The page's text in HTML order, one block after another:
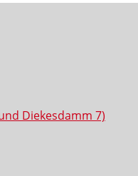
Diekesdamm 7)